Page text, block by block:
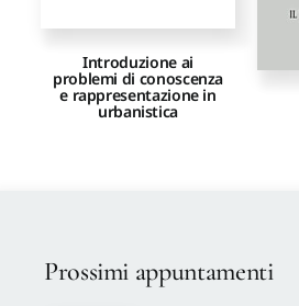
Introduzione ai
problemi di conoscenza
e rappresentazione in
urbanistica
Prossimi appuntamenti